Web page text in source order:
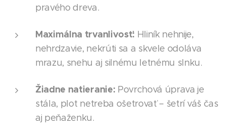
pravého dreva.
Maximálna trvanlivosť: Hliník nehnije,
nehrdzavie, nekrúti sa a skvele odoláva
mrazu, snehu aj silnému letnému slnku.
Žiadne natieranie: Povrchová úprava je
stála, plot netreba ošetrovať – šetrí váš čas
aj peňaženku.